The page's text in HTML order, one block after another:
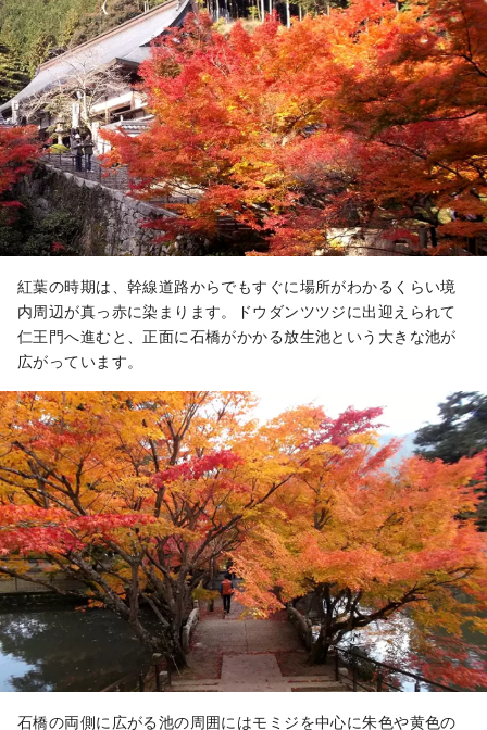
紅葉の時期は、幹線道路からでもすぐに場所がわかるくらい境
内周辺が真っ赤に染まります。ドウダンツツジに出迎えられて
仁王門へ進むと、正面に石橋がかかる放生池という大きな池が
広がっています。
石橋の両側に広がる池の周囲にはモミジを中心に朱色や黄色の